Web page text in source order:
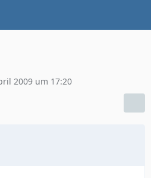
2009 um 17:20